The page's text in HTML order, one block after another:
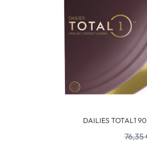
DAILIES TOTAL1 90
76,35